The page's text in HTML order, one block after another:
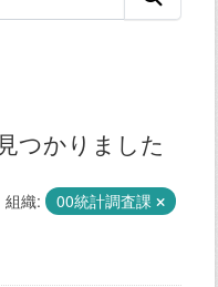
つかりました
組織:
00統計調査課